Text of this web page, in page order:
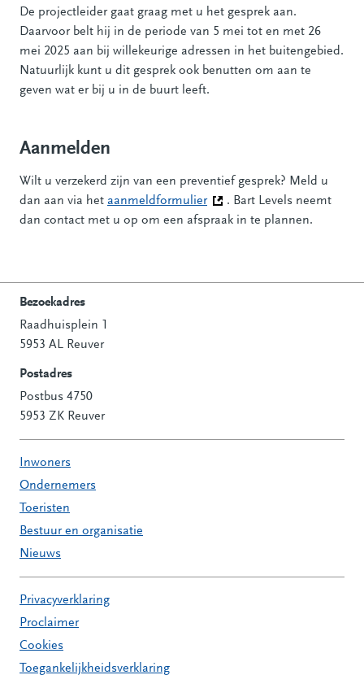
De projectleider gaat graag met u het gesprek aan.
Daarvoor belt hij in de periode van 5 mei tot en met 26
mei 2025 aan bij willekeurige adressen in het buitengebied.
Natuurlijk kunt u dit gesprek ook benutten om aan te
geven wat er bij u in de buurt leeft.
Aanmelden
Wilt u verzekerd zijn van een preventief gesprek? Meld u
dan aan via het aanmeldformulier(Deze link gaat naar een
. Bart Levels neemt
dan contact met u op om een afspraak in te plannen.
Contactinformatie
Bezoekadres
Raadhuisplein 1
5953 AL Reuver
Postadres
Postbus 4750
5953 ZK Reuver
Inwoners
Ondernemers
Toeristen
Bestuur en organisatie
Nieuws
Privacyverklaring
Proclaimer
Cookies
Toegankelijkheidsverklaring